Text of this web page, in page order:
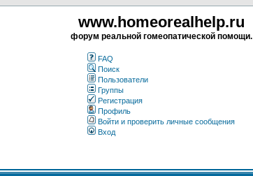
www.homeorealhelp.ru
форум реальной гомеопатической помощи.
FAQ
Поиск
Пользователи
Группы
Регистрация
Профиль
Войти и проверить личные сообщения
Вход